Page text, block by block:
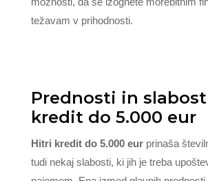
težavam v prihodnosti.
Prednosti in
kredit do 5.000 eur
Hitri kredit do 5.000 eurprinaša
tudi nekaj slabosti, ki jih je treba